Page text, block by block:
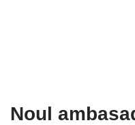
Noul